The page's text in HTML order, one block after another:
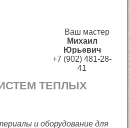
Ваш мастер
Михаил
Юрьевич
+7 (902) 481-28-
41
ТЕПЛЫХ
и оборудование для